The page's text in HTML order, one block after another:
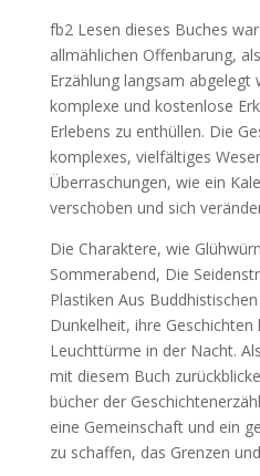
fb2 Lesen dieses Buches
allmählichen Offenbarung,
Erzählung langsam abgelegt
komplexe und kostenlose
Erlebens zu enthüllen. Die
komplexes, vielfältiges
Überraschungen, wie ein
verschoben und sich
Die Charaktere, wie
Sommerabend, Die
Plastiken Aus
Dunkelheit, ihre
Leuchttürme in der Nacht.
mit diesem Buch
bücher der
eine Gemeinschaft und ein
zu schaffen, das Grenzen